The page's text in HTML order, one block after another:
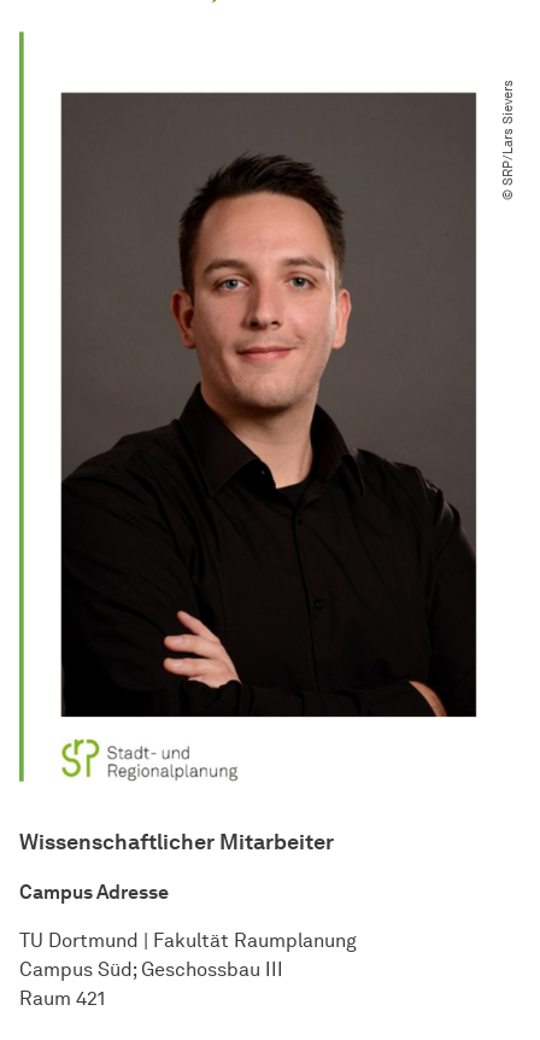
Wissen­schaft­licher Mitarbeiter
Campus Adresse
TU Dort­mund | Fa­kul­tät Raum­pla­nung
Campus Süd; Geschossbau III
Raum 421
© SRP​/​Lars Sievers